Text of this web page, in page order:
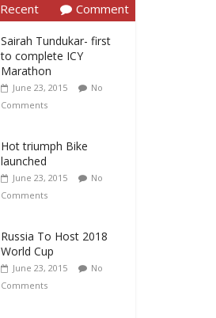
Recent Comment
Sairah Tundukar- first
to complete ICY
Marathon
June 23, 2015
No
Comments
Hot triumph Bike
launched
June 23, 2015
No
Comments
Russia To Host 2018
World Cup
June 23, 2015
No
Comments